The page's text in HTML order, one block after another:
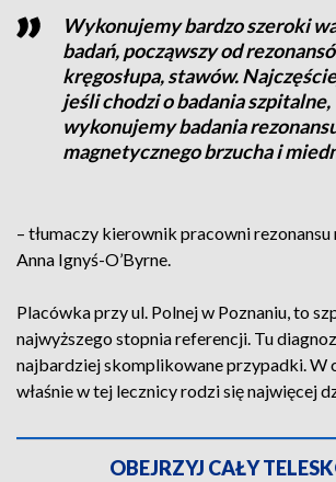
Wykonujemy bardzo szeroki
badań, począwszy od
kręgosłupa, stawów.
jeśli chodzi o badania szpitalne,
wykonujemy badania
magnetycznego brzucha i
– tłumaczy kierownik pracowni
Anna Ignyś-O’Byrne.
Placówka przy ul. Polnej w Poznaniu, to
najwyższego stopnia referencji. Tu
najbardziej skomplikowane przypadki. W
właśnie w tej lecznicy rodzi się najwięcej
OBEJRZYJ CAŁY